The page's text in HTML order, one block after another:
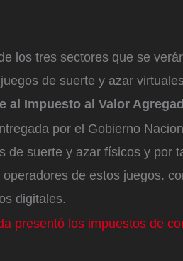
los tres sectores que se
de suerte y azar
al Impuesto al Valor
por el Gobierno
de suerte y azar físicos y por
de estos juegos.
digitales.
presentó los impuestos de